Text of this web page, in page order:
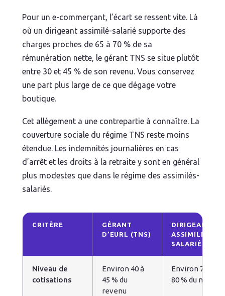
Pour un e-commerçant, l’écart se ressent vite. Là
où un dirigeant assimilé-salarié supporte des
charges proches de 65 à 70 % de sa
rémunération nette, le gérant TNS se situe plutôt
entre 30 et 45 % de son revenu. Vous conservez
une part plus large de ce que dégage votre
boutique.
Cet allègement a une contrepartie à connaître. La
couverture sociale du régime TNS reste moins
étendue. Les indemnités journalières en cas
d’arrêt et les droits à la retraite y sont en général
plus modestes que dans le régime des assimilés-
salariés.
CRITÈRE
GÉRANT
D’EURL (TNS)
DIRIGEANT
ASSIMILÉ-
SALARIÉ
Niveau de
cotisations
Environ 40 à
45 % du
revenu
Environ 70 à
80 % du net